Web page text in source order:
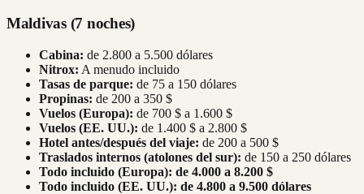
Maldivas (7 noches)
Cabina: de 2.800 a 5.500 dólares
Nitrox: A menudo incluido
Tasas de parque: de 75 a 150 dólares
Propinas: de 200 a 350 $
Vuelos (Europa): de 700 $ a 1.600 $
Vuelos (EE. UU.): de 1.400 $ a 2.800 $
Hotel antes/después del viaje: de 200 a 500 $
Traslados internos (atolones del sur): de 150 a 250 dólares
Todo incluido (Europa): de 4.000 a 8.200 $
Todo incluido (EE. UU.): de 4.800 a 9.500 dólares